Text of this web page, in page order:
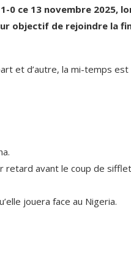
0 ce 13 novembre 2025,
objectif de rejoindre la
et d’autre, la mi-temps est
retard avant le coup de sifflet
jouera face au Nigeria.